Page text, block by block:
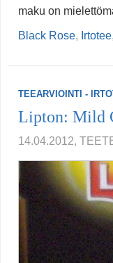
maku on
Black Rose, Irtotee,
TEEARVIOINTI -
Lipton: Mild
14.04.2012,